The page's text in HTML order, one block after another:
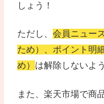
しょう！
ただし、会員ニュー
ため）、ポイント明
め） は解除しないよ
また、楽天市場で商